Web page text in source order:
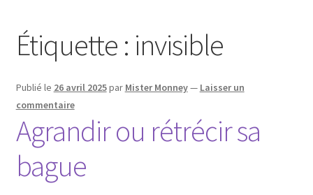
Étiquette : invisible
Publié le 26 avril 2025par Mister Monney— Laisser un
commentaire
Agrandir ou rétrécir sa
bague